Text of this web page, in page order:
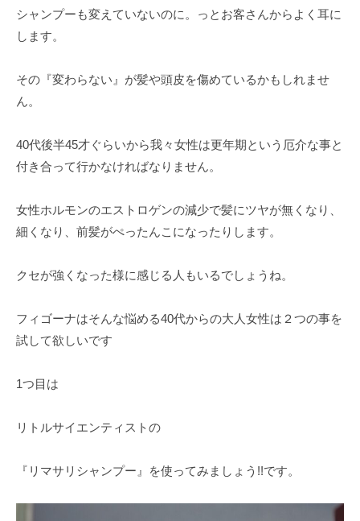
シャンプーも変えていないのに。っとお客さんからよく耳に
します。
その『変わらない』が髪や頭皮を傷めているかもしれませ
ん。
40代後半45才ぐらいから我々女性は更年期という厄介な事と
付き合って行かなければなりません。
女性ホルモンのエストロゲンの減少で髪にツヤが無くなり、
細くなり、前髪がぺったんこになったりします。
クセが強くなった様に感じる人もいるでしょうね。
フィゴーナはそんな悩める40代からの大人女性は２つの事を
試して欲しいです
1つ目は
リトルサイエンティストの
『リマサリシャンプー』を使ってみましょう!!です。